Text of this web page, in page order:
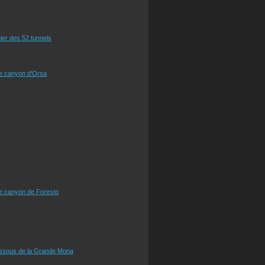
des 52 tunnels
canyon d'Orsa
canyon de Foresto
de la Grande Mona